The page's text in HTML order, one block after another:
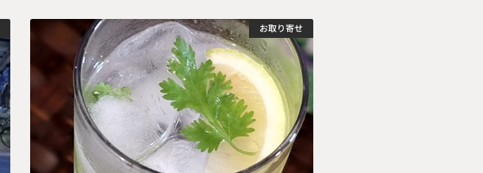
お取り寄せ